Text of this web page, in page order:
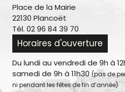
Place de la Mairie
22130 Plancoët
Tél. 02 96 84 39 70
Horaires d'ouverture
Du lundi au vendredi de 9h à
samedi de 9h à 11h30 (pas de
ni pendant les fêtes de fin d’année)